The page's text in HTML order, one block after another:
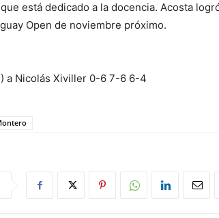
está dedicado a la docencia. Acosta
Open de noviembre próximo.
a Nicolás Xiviller 0-6 7-6 6-4